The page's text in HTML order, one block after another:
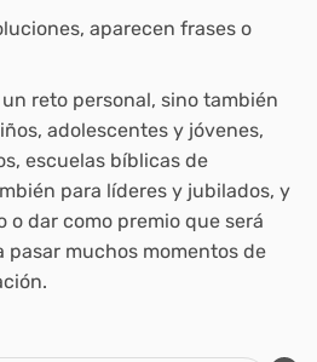
aparecen frases o
reto personal, sino también
adolescentes y jóvenes,
escuelas bíblicas de
para líderes y jubilados, y
o dar como premio que será
pasar muchos momentos de